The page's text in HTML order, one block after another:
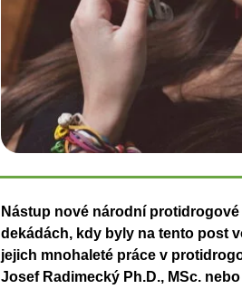
Nástup nové národní
dekádách, kdy byly na tento post
jejich mnohaleté práce v
Josef Radimecký Ph.D., MSc.